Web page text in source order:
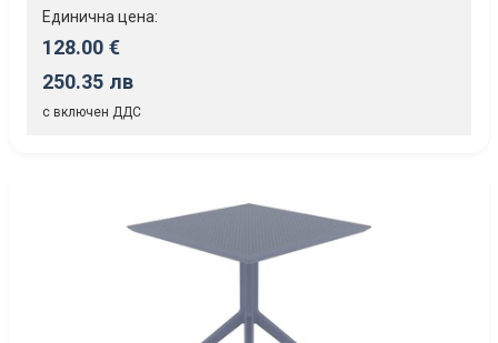
Единична цена:
128.00 €
250.35 лв
с включен ДДС